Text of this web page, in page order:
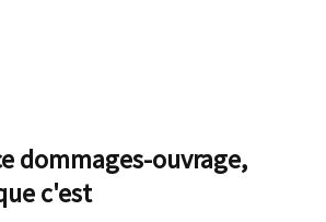
dommages-ouvrage,
c'est